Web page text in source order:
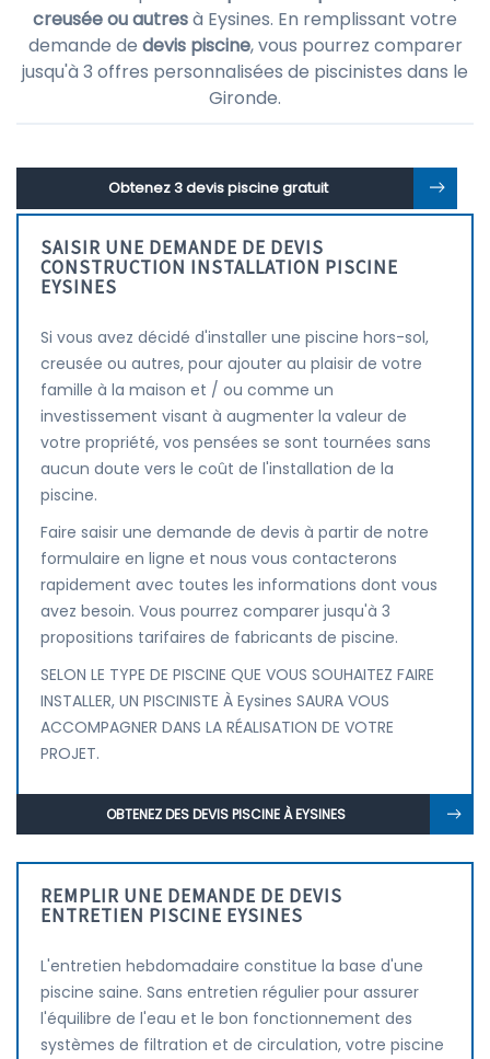
creusée ou autresà Eysines. En remplissant votre
demande de devis piscine, vous pourrez comparer
jusqu'à 3 offres personnalisées de piscinistes dans le
Gironde.
Obtenez 3 devis piscine gratuit
SAISIR UNE DEMANDE DE DEVIS
CONSTRUCTION INSTALLATION PISCINE
EYSINES
Si vous avez décidé d'installer une piscine hors-sol,
creusée ou autres, pour ajouter au plaisir de votre
famille à la maison et / ou comme un
investissement visant à augmenter la valeur de
votre propriété, vos pensées se sont tournées sans
aucun doute vers le coût de l'installation de la
piscine.
Faire saisir une demande de devis à partir de notre
formulaire en ligne et nous vous contacterons
rapidement avec toutes les informations dont vous
avez besoin. Vous pourrez comparer jusqu'à 3
propositions tarifaires de fabricants de piscine.
SELON LE TYPE DE PISCINE QUE VOUS SOUHAITEZ FAIRE
INSTALLER, UN PISCINISTE À Eysines SAURA VOUS
ACCOMPAGNER DANS LA RÉALISATION DE VOTRE
PROJET.
OBTENEZ DES DEVIS PISCINE À EYSINES
REMPLIR UNE DEMANDE DE DEVIS
ENTRETIEN PISCINE EYSINES
L'entretien hebdomadaire constitue la base d'une
piscine saine. Sans entretien régulier pour assurer
l'équilibre de l'eau et le bon fonctionnement des
systèmes de filtration et de circulation, votre piscine